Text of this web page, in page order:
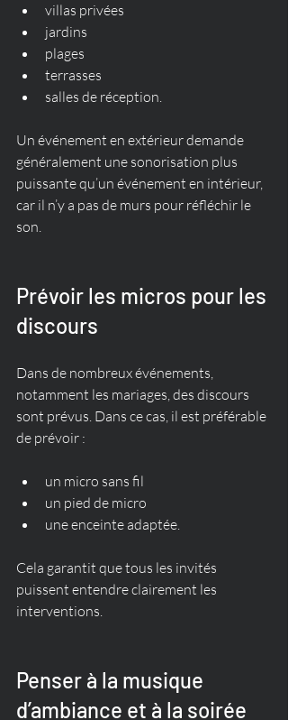
villas privées
jardins
plages
terrasses
salles de réception.
Un événement en extérieur demande
généralement une sonorisation plus
puissante qu’un événement en intérieur,
car il n’y a pas de murs pour réfléchir le
son.
Prévoir les micros pour les
discours
Dans de nombreux événements,
notamment les mariages, des discours
sont prévus. Dans ce cas, il est préférable
de prévoir :
un micro sans fil
un pied de micro
une enceinte adaptée.
Cela garantit que tous les invités
puissent entendre clairement les
interventions.
Penser à la musique
d’ambiance et à la soirée